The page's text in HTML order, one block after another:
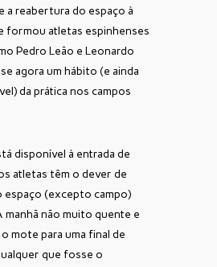
a reabertura do espaço à
formou atletas espinhenses
Pedro Leão e Leonardo
agora um hábito (e ainda
da prática nos campos
disponível à entrada de
atletas têm o dever de
espaço (excepto campo)
manhã não muito quente e
mote para uma final de
que fosse o